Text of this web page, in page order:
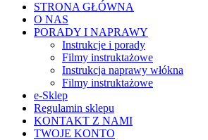
STRONA GŁÓWNA
O NAS
PORADY I NAPRAWY
Instrukcje i porady
Filmy instruktażowe
Instrukcja naprawy włókna
Filmy instruktażowe
e-Sklep
Regulamin sklepu
KONTAKT Z NAMI
TWOJE KONTO